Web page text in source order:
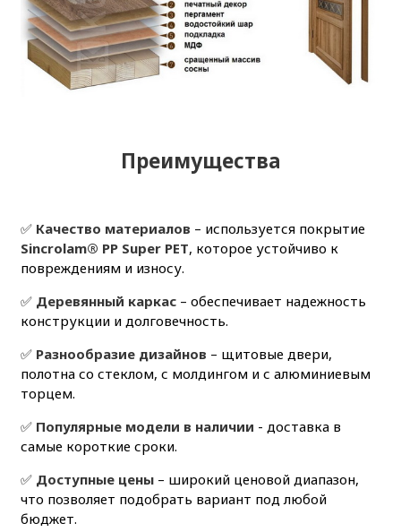
Преимущества
✅ Качество материалов – используется покрытие
Sincrolam® PP Super PET, которое устойчиво к
повреждениям и износу.
✅ Деревянный каркас– обеспечивает надежность
конструкции и долговечность.
✅ Разнообразие дизайнов – щитовые двери,
полотна со стеклом, с молдингом и с алюминиевым
торцем.
✅ Популярные модели в наличии - доставка в
самые короткие сроки.
✅ Доступные цены– широкий ценовой диапазон,
что позволяет подобрать вариант под любой
бюджет.